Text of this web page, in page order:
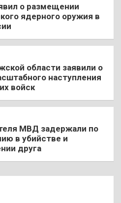
о размещении
ядерного оружия в
области заявили о
наступления
войск
МВД задержали по
в убийстве и
друга